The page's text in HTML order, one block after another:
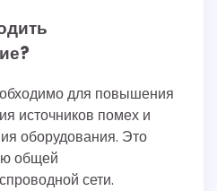
для повышения
источников помех и
оборудования. Это
общей
сети.